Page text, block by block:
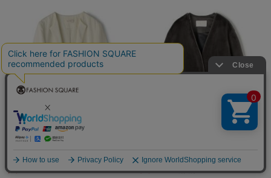
￥2,000クーポン
5％ポイントバック
¥23,76060%OFF
タイムセールNEW
¥19,80050%OFF
タイムセール再入荷